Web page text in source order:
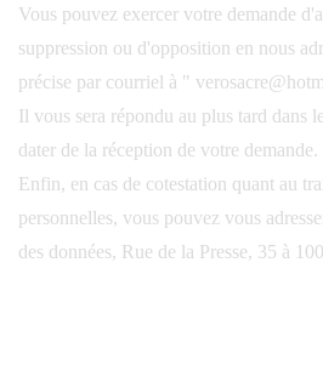
Vous pouvez exercer votre demande
suppression ou d'opposition en nous
précise par courriel à "
Il vous sera répondu au plus tard dans
dater de la réception de votre demande.
Enfin, en cas de cotestation quant au
personnelles, vous pouvez vous
des données, Rue de la Presse, 35 à